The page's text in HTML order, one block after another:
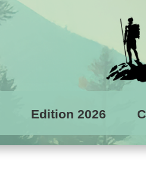
Edition 2026